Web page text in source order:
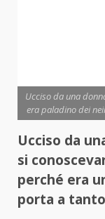
Ucciso da una
era paladino dei
Ucciso da
si
perché era
porta a